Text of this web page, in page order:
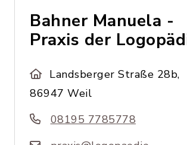
Bahner Manuela -
Praxis der
Landsberger Straße 28b,
86947 Weil
08195 7785778